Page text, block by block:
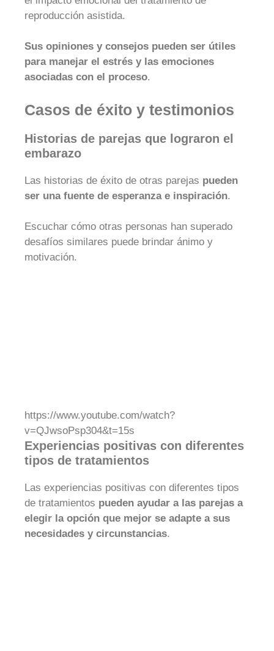
reproducción asistida.
Sus opiniones y consejos pueden ser útiles
para manejar el estrés y las emociones
asociadas con el proceso.
Casos de éxito y testimonios
Historias de parejas que lograron el
embarazo
Las historias de éxito de otras parejas pueden
ser una fuente de esperanza e inspiración.
Escuchar cómo otras personas han superado
desafíos similares puede brindar ánimo y
motivación.
https://www.youtube.com/watch?
v=QJwsoPsp304&t=15s
Experiencias positivas con diferentes
tipos de tratamientos
Las experiencias positivas con diferentes tipos
de tratamientos pueden ayudar a las parejas a
elegir la opción que mejor se adapte a sus
necesidades y circunstancias.